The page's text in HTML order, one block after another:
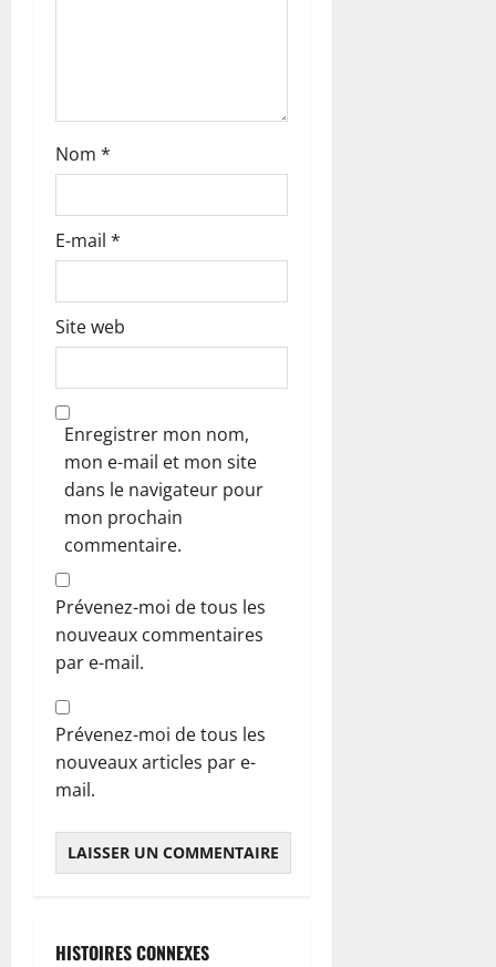
c
l
e
Nom *
E-mail *
Site web
Enregistrer mon nom,
mon e-mail et mon site
dans le navigateur pour
mon prochain
commentaire.
Prévenez-moi de tous les
nouveaux commentaires
par e-mail.
Prévenez-moi de tous les
nouveaux articles par e-
mail.
HISTOIRES CONNEXES